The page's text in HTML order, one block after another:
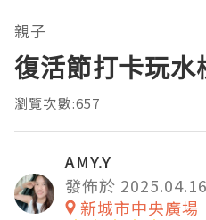
親子
復活節打卡玩水
瀏覽次數:657
AMY.Y
發佈於 2025.04.16
新城市中央廣場